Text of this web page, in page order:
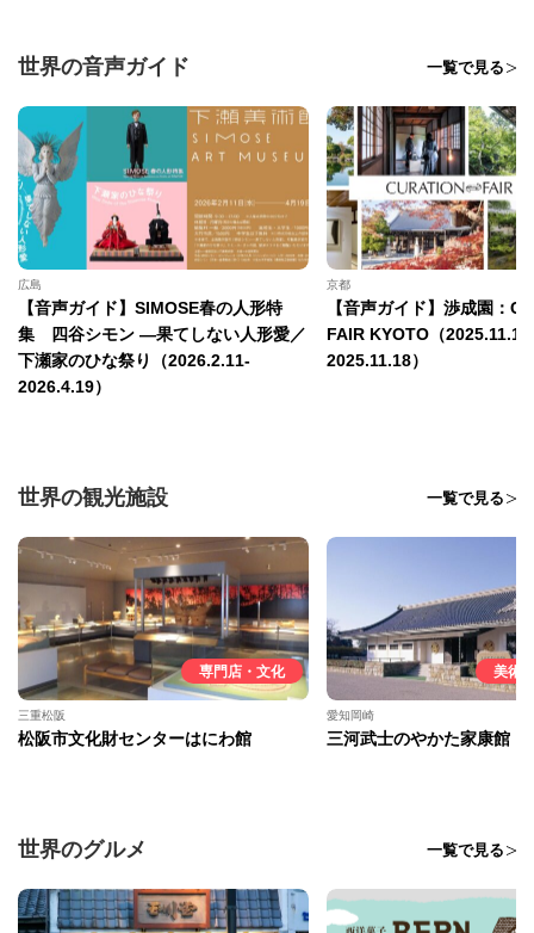
世界の音声ガイド 一覧で見る
広島
【音声ガイド】SIMOSE春の人形特
集 四谷シモン —果てしない人形愛／
下瀬家のひな祭り（2026.2.11-
2026.4.19）
京都
【音声ガイド】渉成園：
FAIR KYOTO（
2025.11.18）
世界の観光施設 一覧で見る
専門店・文化
三重松阪
松阪市文化財センターはにわ館
美術
愛知岡崎
三河武士のやかた家康館
世界のグルメ 一覧で見る